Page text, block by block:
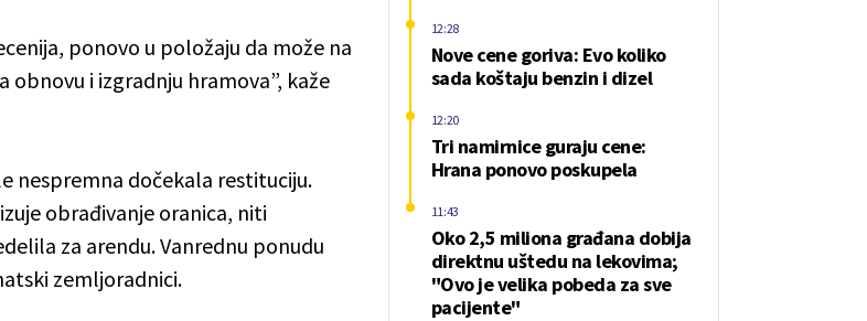
ponovo u položaju da može na
i izgradnju hramova”, kaže
nespremna dočekala restituciju.
obrađivanje oranica, niti
za arendu. Vanrednu ponudu
zemljoradnici.
Nove cene goriva: Evo koliko
sada koštaju benzin i dizel
12:28
Tri namirnice guraju cene:
Hrana ponovo poskupela
12:20
Oko 2,5 miliona građana dobija
direktnu uštedu na lekovima;
"Ovo je velika pobeda za sve
pacijente"
11:43